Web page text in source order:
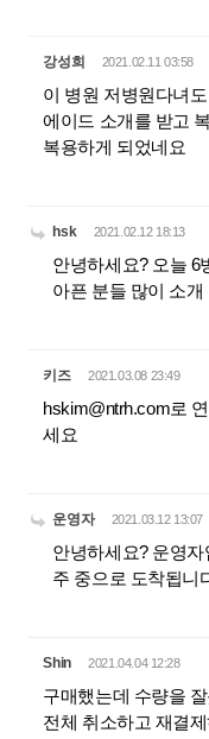
강성희 2021.02.11 03:58
이 병원 저병원다녀
에이드 소개를 받고
복용하게 되었네요
hsk 2021.02.12 18:13
안녕하세요? 오늘 6
아픈 분들 많이 소
키즈 2021.03.08 23:49
hskim@ntrh.com로
세요
운영자 2021.03.12 13:07
안녕하세요? 운영
주 중으로 도착됩니
Shin 2021.04.04 12:28
구매했는데 수량을
전체 취소하고 재결